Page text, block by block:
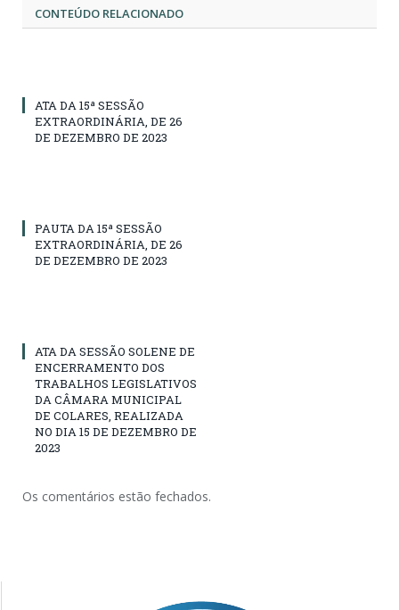
CONTEÚDO RELACIONADO
ATA DA 15ª SESSÃO
EXTRAORDINÁRIA, DE 26
DE DEZEMBRO DE 2023
PAUTA DA 15ª SESSÃO
EXTRAORDINÁRIA, DE 26
DE DEZEMBRO DE 2023
ATA DA SESSÃO SOLENE DE
ENCERRAMENTO DOS
TRABALHOS LEGISLATIVOS
DA CÂMARA MUNICIPAL
DE COLARES, REALIZADA
NO DIA 15 DE DEZEMBRO DE
2023
Os comentários estão fechados.